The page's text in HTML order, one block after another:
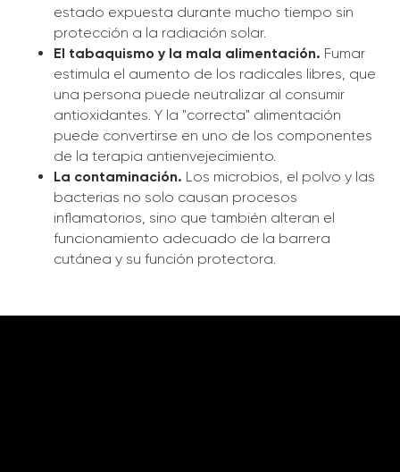
estado expuesta durante mucho tiempo sin
protección a la radiación solar.
El tabaquismo y la mala alimentación. Fumar
estimula el aumento de los radicales libres, que
una persona puede neutralizar al consumir
antioxidantes. Y la "correcta" alimentación
puede convertirse en uno de los componentes
de la terapia antienvejecimiento.
La contaminación. Los microbios, el polvo y las
bacterias no solo causan procesos
inflamatorios, sino que también alteran el
funcionamiento adecuado de la barrera
cutánea y su función protectora.